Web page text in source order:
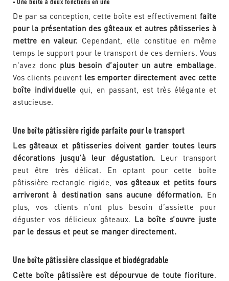
•
De par sa conception, cette boîte est effectivement faite
pour la présentation des gâteaux et autres pâtisseries à
mettre en valeur. Cependant, elle constitue en même
temps le support pour le transport de ces derniers. Vous
n’avez donc plus besoin d’ajouter un autre emballage.
Vos clients peuvent les emporter directement avec cette
boîte individuelle qui, en passant, est très élégante et
astucieuse.
Une boîte pâtissière rigide parfaite pour le transport
Les gâteaux et pâtisseries doivent garder toutes leurs
décorations jusqu’à leur dégustation. Leur transport
peut être très délicat. En optant pour cette boîte
pâtissière rectangle rigide, vos gâteaux et petits fours
arriveront à destination sans aucune déformation. En
plus, vos clients n’ont plus besoin d’assiette pour
déguster vos délicieux gâteaux. La boîte s’ouvre juste
par le dessus et peut se manger directement.
Une boîte pâtissière classique et biodégradable
Cette boîte pâtissière est dépourvue de toute fioriture.